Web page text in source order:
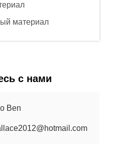
материал
с нами
Ben